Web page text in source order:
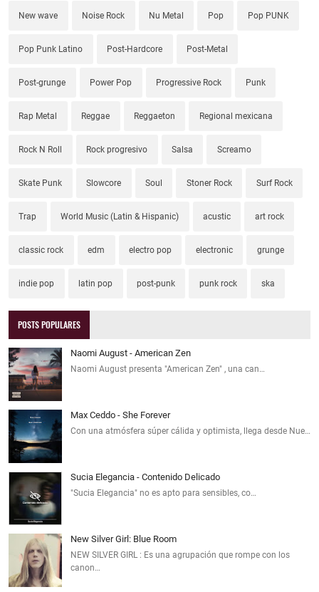
New wave Noise Rock Nu Metal Pop Pop PUNK
Pop Punk Latino Post-Hardcore Post-Metal
Post-grunge Power Pop Progressive Rock Punk
Rap Metal Reggae Reggaeton Regional mexicana
Rock N Roll Rock progresivo Salsa Screamo
Skate Punk Slowcore Soul Stoner Rock Surf Rock
Trap World Music (Latin & Hispanic) acustic art rock
classic rock edm electro pop electronic grunge
indie pop latin pop post-punk punk rock ska
POSTS POPULARES
Naomi August - American Zen
Naomi August presenta "American Zen" , una can…
Max Ceddo - She Forever
Con una atmósfera súper cálida y optimista, llega desde Nue…
Sucia Elegancia - Contenido Delicado
"Sucia Elegancia" no es apto para sensibles, co…
New Silver Girl: Blue Room
NEW SILVER GIRL : Es una agrupación que rompe con los
canon…